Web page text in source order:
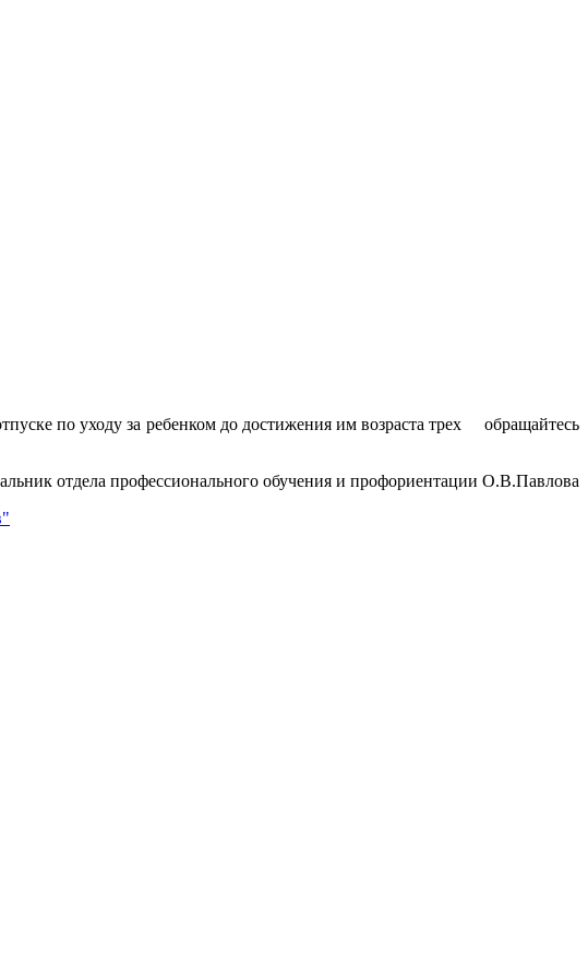
по уходу за ребенком до достижения им возраста трех обращайтесь
отдела профессионального обучения и профориентации О.В.Павлова